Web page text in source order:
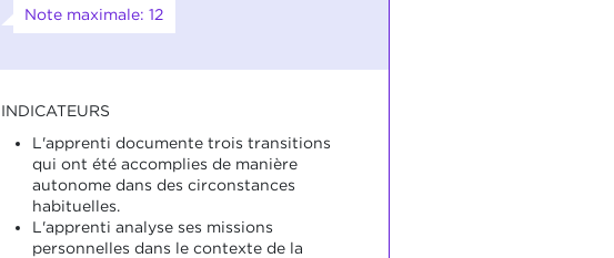
Note maximale: 12
INDICATEURS
L'apprenti documente trois transitions
qui ont été accomplies de manière
autonome dans des circonstances
habituelles.
L'apprenti analyse ses missions
personnelles dans le contexte de la